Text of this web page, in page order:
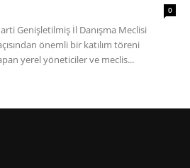
0
Genişletilmiş İl Danışma Meclisi
önemli bir katılım töreni
yerel yöneticiler ve meclis...